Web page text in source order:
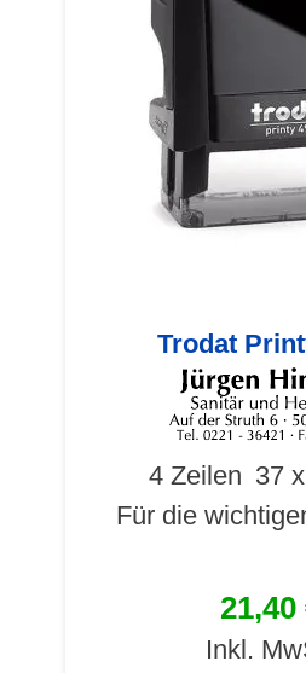
Trodat
4 Zeilen 37
Für die
21,40
Inkl.